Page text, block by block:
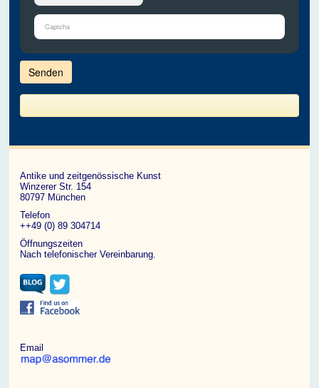
gib
die
im
CAPTCHA
angezeigten
bestätigen,
ein
Mensch
bist.
Antike und zeitgenössische Kunst
Winzerer Str. 154
80797 München
Telefon
++49 (0) 89 304714
Öffnungszeiten
Nach telefonischer Vereinbarung.
Email